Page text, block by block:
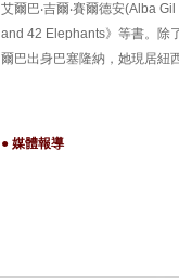
艾爾巴‧吉爾‧賽爾德安(Alba
and 42 Elephants》等書。除
爾巴出身巴塞隆納，她現居紐
● 媒體報導